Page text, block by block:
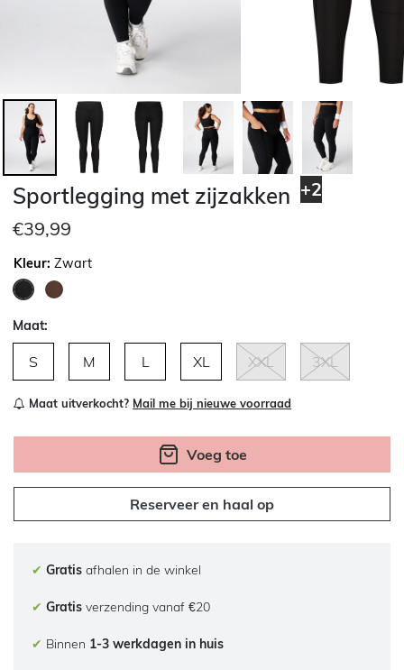
+2
Sportlegging met zijzakken
€39,99
Kleur: Zwart
Maat:
S M L XL XXL 3XL
Maat uitverkocht? Mail me bij nieuwe voorraad
Voeg toe
Reserveer en haal op
✔ Gratis afhalen in de winkel
✔ Gratis verzending vanaf €20
✔ Binnen 1-3 werkdagen in huis